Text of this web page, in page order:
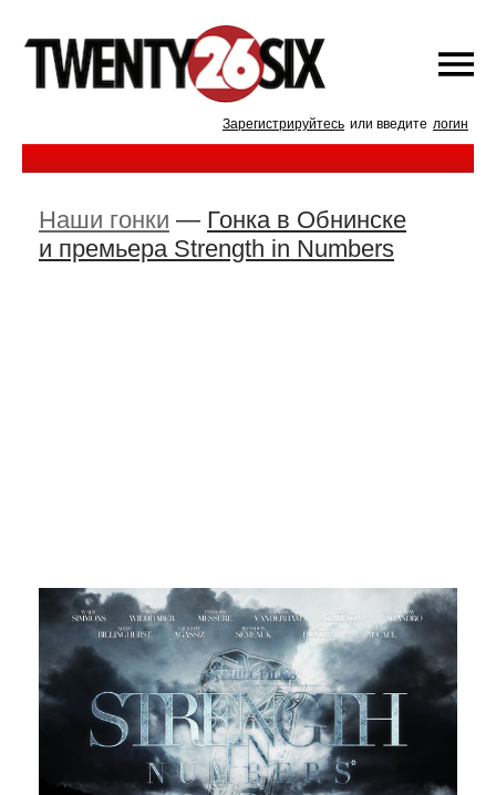
Зарегистрируйтесь или введите логин
Наши гонки — Гонка в Обнинске
и премьера Strength in Numbers